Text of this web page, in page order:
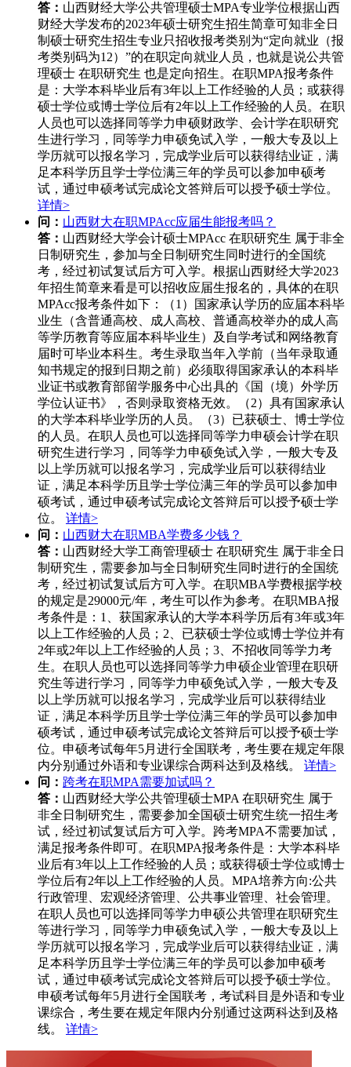
答： 山西财经大学公共管理硕士MPA专业学位根据山西
财经大学发布的2023年硕士研究生招生简章可知非全日
制硕士研究生招生专业只招收报考类别为“定向就业（报
考类别码为12）”的在职定向就业人员，也就是说公共管
理硕士 在职研究生 也是定向招生。在职MPA报考条件
是：大学本科毕业后有3年以上工作经验的人员；或获得
硕士学位或博士学位后有2年以上工作经验的人员。在职
人员也可以选择同等学力申硕财政学、会计学在职研究
生进行学习，同等学力申硕免试入学，一般大专及以上
学历就可以报名学习，完成学业后可以获得结业证，满
足本科学历且学士学位满三年的学员可以参加申硕考
试，通过申硕考试完成论文答辩后可以授予硕士学位。
详情>
问： 山西财大在职MPAcc应届生能报考吗？
答： 山西财经大学会计硕士MPAcc 在职研究生 属于非全
日制研究生，参加与全日制研究生同时进行的全国统
考，经过初试复试后方可入学。根据山西财经大学2023
年招生简章来看是可以招收应届生报名的，具体的在职
MPAcc报考条件如下：（1）国家承认学历的应届本科毕
业生（含普通高校、成人高校、普通高校举办的成人高
等学历教育等应届本科毕业生）及自学考试和网络教育
届时可毕业本科生。考生录取当年入学前（当年录取通
知书规定的报到日期之前）必须取得国家承认的本科毕
业证书或教育部留学服务中心出具的《国（境）外学历
学位认证书》，否则录取资格无效。（2）具有国家承认
的大学本科毕业学历的人员。（3）已获硕士、博士学位
的人员。在职人员也可以选择同等学力申硕会计学在职
研究生进行学习，同等学力申硕免试入学，一般大专及
以上学历就可以报名学习，完成学业后可以获得结业
证，满足本科学历且学士学位满三年的学员可以参加申
硕考试，通过申硕考试完成论文答辩后可以授予硕士学
位。 详情>
问： 山西财大在职MBA学费多少钱？
答： 山西财经大学工商管理硕士 在职研究生 属于非全日
制研究生，需要参加与全日制研究生同时进行的全国统
考，经过初试复试后方可入学。在职MBA学费根据学校
的规定是29000元/年，考生可以作为参考。在职MBA报
考条件是：1、获国家承认的大学本科学历后有3年或3年
以上工作经验的人员；2、已获硕士学位或博士学位并有
2年或2年以上工作经验的人员；3、不招收同等学力考
生。在职人员也可以选择同等学力申硕企业管理在职研
究生等进行学习，同等学力申硕免试入学，一般大专及
以上学历就可以报名学习，完成学业后可以获得结业
证，满足本科学历且学士学位满三年的学员可以参加申
硕考试，通过申硕考试完成论文答辩后可以授予硕士学
位。申硕考试每年5月进行全国联考，考生要在规定年限
内分别通过外语和专业课综合两科达到及格线。 详情>
问： 跨考在职MPA需要加试吗？
答： 山西财经大学公共管理硕士MPA 在职研究生 属于
非全日制研究生，需要参加全国硕士研究生统一招生考
试，经过初试复试后方可入学。跨考MPA不需要加试，
满足报考条件即可。在职MPA报考条件是：大学本科毕
业后有3年以上工作经验的人员；或获得硕士学位或博士
学位后有2年以上工作经验的人员。MPA培养方向:公共
行政管理、宏观经济管理、公共事业管理、社会管理。
在职人员也可以选择同等学力申硕公共管理在职研究生
等进行学习，同等学力申硕免试入学，一般大专及以上
学历就可以报名学习，完成学业后可以获得结业证，满
足本科学历且学士学位满三年的学员可以参加申硕考
试，通过申硕考试完成论文答辩后可以授予硕士学位。
申硕考试每年5月进行全国联考，考试科目是外语和专业
课综合，考生要在规定年限内分别通过这两科达到及格
线。 详情>